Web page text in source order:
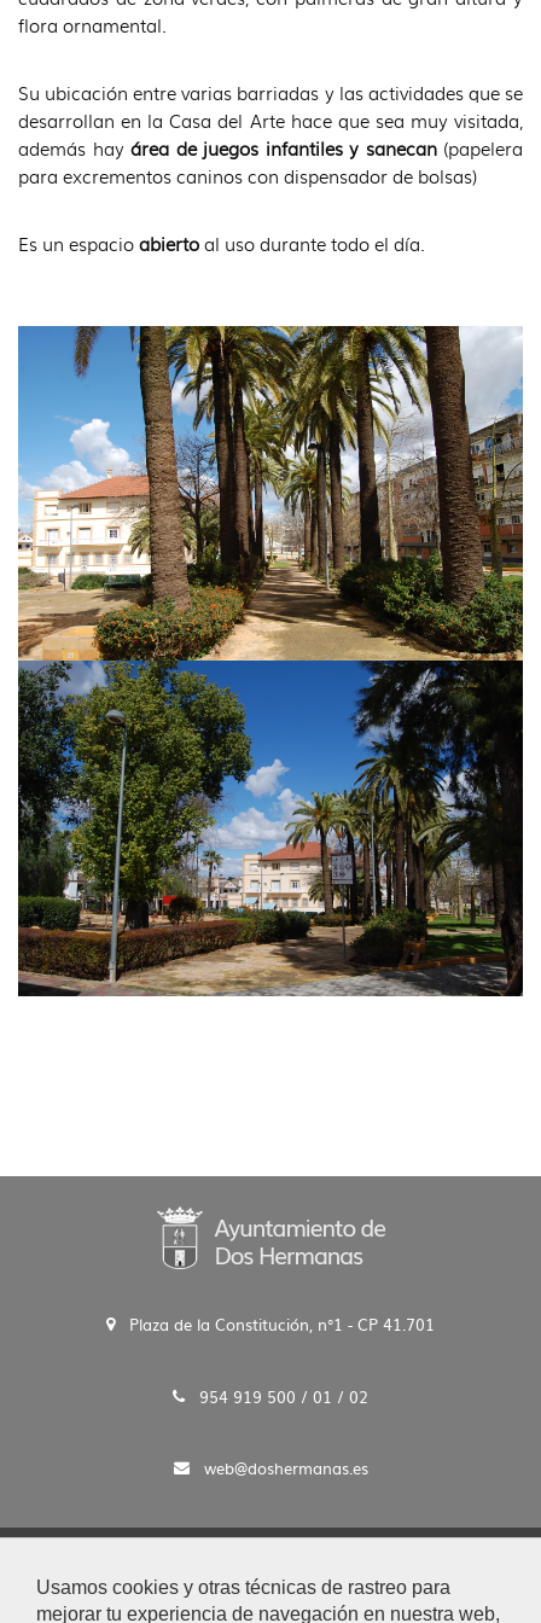
Usamos cookies y otras técnicas de rastreo para
mejorar tu experiencia de navegación en nuestra web,
idioma
flora ornamental.
Su ubicación entre varias barriadas y las actividades que se
desarrollan en la Casa del Arte hace que sea muy visitada,
además hay área de juegos infantiles y sanecan(papelera
para excrementos caninos con dispensador de bolsas)
Es un espacioabiertoal uso durante todo el día.
Plaza de la Constitución, n°1 - CP 41.701
954 919 500 / 01 / 02
web@doshermanas.es
Aviso Legal y Protección de Datos
|